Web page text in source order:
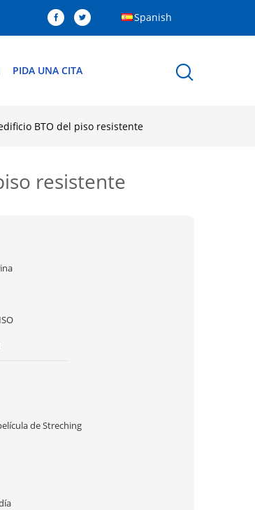
Spanish
PIDA UNA CITA
BTO del piso resistente
resistente
de Streching